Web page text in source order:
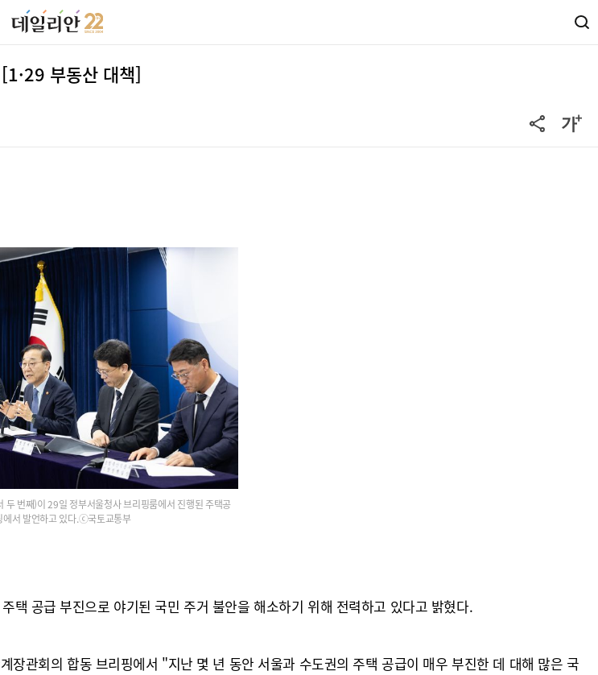
부동산 대책]
두 번째)이 29일 정부서울청사 브리핑룸에서 진행된 주택공
에서 발언하고 있다.ⓒ국토교통부
공급 부진으로 야기된 국민 주거 불안을 해소하기 위해 전력하고 있다고 밝혔다.
관회의 합동 브리핑에서 "지난 몇 년 동안 서울과 수도권의 주택 공급이 매우 부진한 데 대해 많은 국